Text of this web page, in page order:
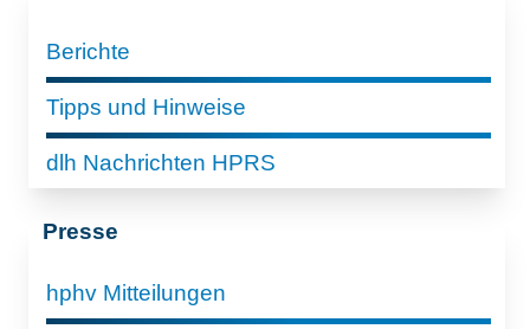
Berichte
Tipps und Hinweise
dlh Nachrichten HPRS
Presse
hphv Mitteilungen